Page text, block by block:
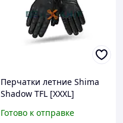
Перчатки летние Shima
Shadow TFL [XXXL]
Готово к отправке